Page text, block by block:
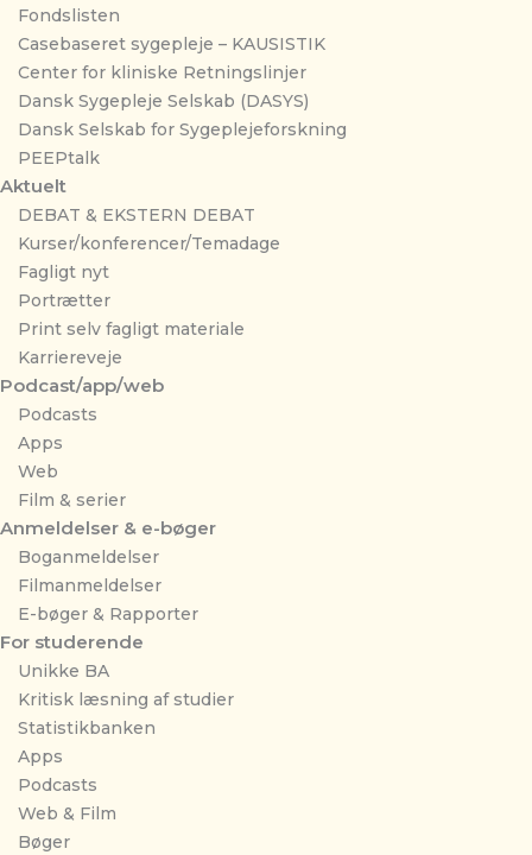
Fondslisten
Casebaseret sygepleje – KAUSISTIK
Center for kliniske Retningslinjer
Dansk Sygepleje Selskab (DASYS)
Dansk Selskab for Sygeplejeforskning
PEEPtalk
Aktuelt
DEBAT & EKSTERN DEBAT
Kurser/konferencer/Temadage
Fagligt nyt
Portrætter
Print selv fagligt materiale
Karriereveje
Podcast/app/web
Podcasts
Apps
Web
Film & serier
Anmeldelser & e-bøger
Boganmeldelser
Filmanmeldelser
E-bøger & Rapporter
For studerende
Unikke BA
Kritisk læsning af studier
Statistikbanken
Apps
Podcasts
Web & Film
Bøger